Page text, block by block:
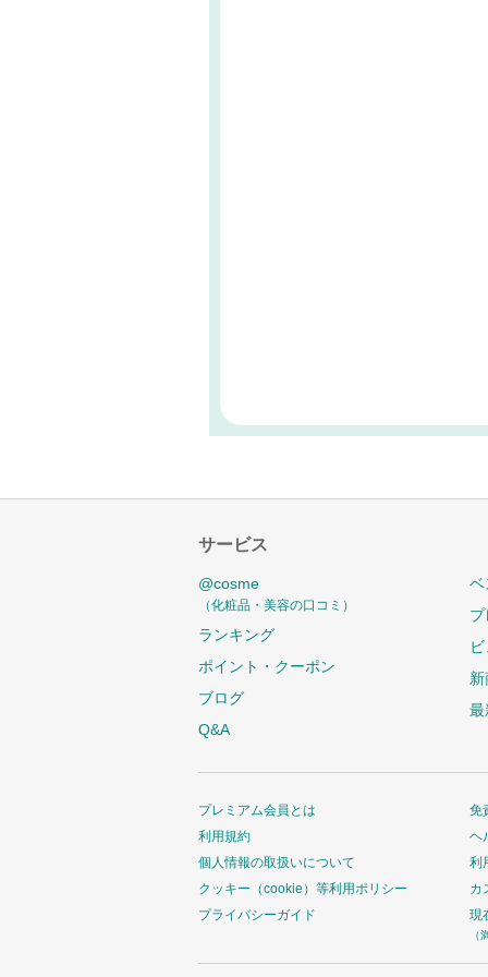
サービス
@cosme
（化粧品・美容の口コミ）
ランキング
ポイント・クーポン
ブログ
Q&A
ベ
プ
最
プレミアム会員とは
利用規約
個人情報の取扱いについて
クッキー（cookie）等利用ポリシー
プライバシーガイド
免
ヘ
利
カ
現
（